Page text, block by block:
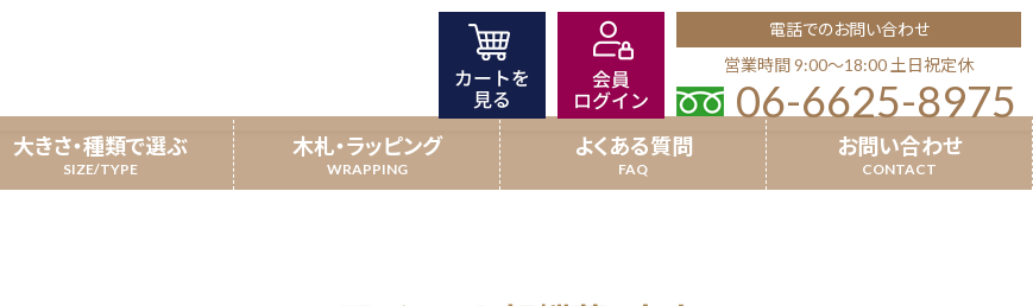
電話でのお問い合わせ
営業時間 9:00〜18:00 土日祝定休
06-6625-8975
開店祝い 昇進祝い 就任祝い
大きさ・種類で選ぶ
5本立 7本立 8本立以上
木札・ラッピング よくある質問 お問い合わせ